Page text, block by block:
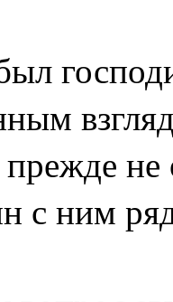
не
с ним